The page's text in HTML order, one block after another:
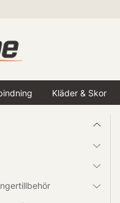
Kläder & Skor